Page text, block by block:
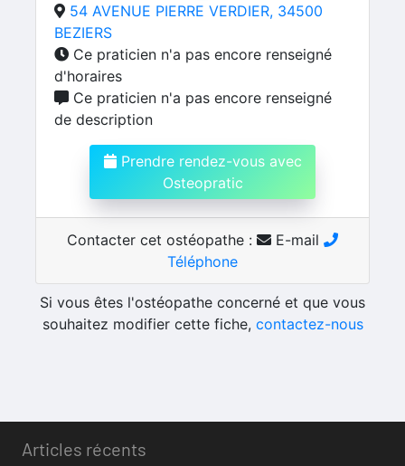
54 AVENUE PIERRE VERDIER, 34500
BEZIERS
Ce praticien n'a pas encore renseigné
d'horaires
Ce praticien n'a pas encore renseigné
de description
Prendre rendez-vous avec
Osteopratic
Contacter cet ostéopathe :
E-mail
Téléphone
Si vous êtes l'ostéopathe concerné et que vous
souhaitez modifier cette fiche, contactez-nous
Articles récents